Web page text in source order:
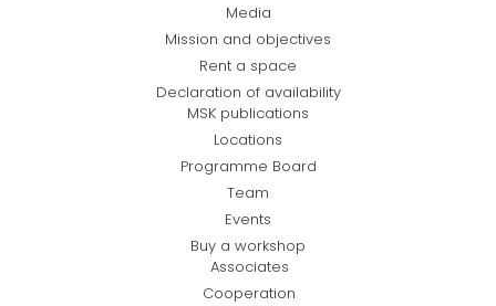
Media
Mission and objectives
Rent a space
Declaration of availability
MSK publications
Locations
Programme Board
Team
Events
Buy a workshop
Associates
Cooperation